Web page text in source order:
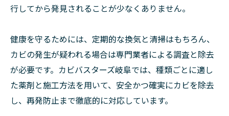
行してから発見されることが少なくありません。
健康を守るためには、定期的な換気と清掃はもちろん、
カビの発生が疑われる場合は専門業者による調査と除去
が必要です。カビバスターズ岐阜では、種類ごとに適し
た薬剤と施工方法を用いて、安全かつ確実にカビを除去
し、再発防止まで徹底的に対応しています。